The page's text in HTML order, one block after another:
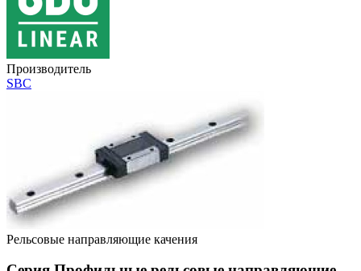
Производитель
SBC
Рельсовые направляющие качения